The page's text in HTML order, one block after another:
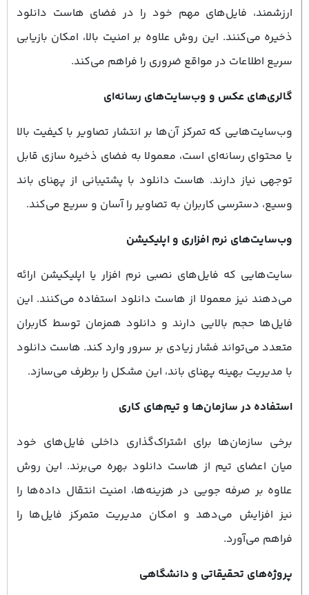
ارزشمند، فایل‌های مهم خود را در فضای هاست دانلود
ذخیره می‌کنند. این روش علاوه بر امنیت بالا، امکان بازیابی
سریع اطلاعات در مواقع ضروری را فراهم می‌کند.
گالری‌های عکس و وب‌سایت‌های رسانه‌ای
وب‌سایت‌هایی که تمرکز آن‌ها بر انتشار تصاویر با کیفیت بالا
یا محتوای رسانه‌ای است، معمولا به فضای ذخیره ‌سازی قابل
توجهی نیاز دارند. هاست دانلود با پشتیبانی از پهنای باند
وسیع، دسترسی کاربران به تصاویر را آسان و سریع می‌کند.
وب‌سایت‌های نرم ‌افزاری و اپلیکیشن
سایت‌هایی که فایل‌های نصبی نرم ‌افزار یا اپلیکیشن ارائه
می‌دهند نیز معمولا از هاست دانلود استفاده می‌کنند. این
فایل‌ها حجم بالایی دارند و دانلود همزمان توسط کاربران
متعدد می‌تواند فشار زیادی بر سرور وارد کند. هاست دانلود
با مدیریت بهینه پهنای باند، این مشکل را برطرف می‌سازد.
استفاده در سازمان‌ها و تیم‌های کاری
برخی سازمان‌ها برای اشتراک‌گذاری داخلی فایل‌های خود
میان اعضای تیم از هاست دانلود بهره می‌برند. این روش
علاوه بر صرفه ‌جویی در هزینه‌ها، امنیت انتقال داده‌ها را
نیز افزایش می‌دهد و امکان مدیریت متمرکز فایل‌ها را
فراهم می‌آورد.
پروژه‌های تحقیقاتی و دانشگاهی